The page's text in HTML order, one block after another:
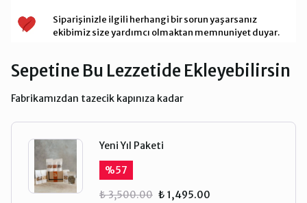
Siparişinizle ilgili herhangi bir sorun yaşarsanız
ekibimiz size yardımcı olmaktan memnuniyet duyar.
Sepetine Bu Lezzetide Ekleyebilirsin
Fabrikamızdan tazecik kapınıza kadar
Yeni Yıl Paketi
%57
₺ 3,500.00 ₺ 1,495.00